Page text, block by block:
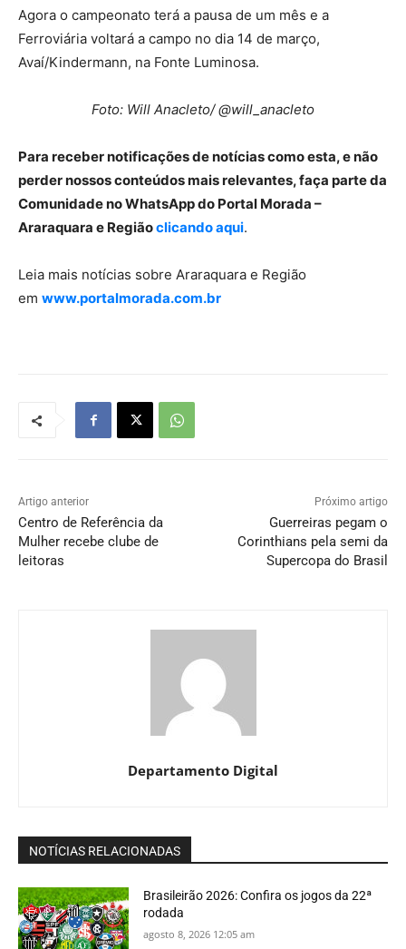
Agora o campeonato terá a pausa de um mês e a
Ferroviária voltará a campo no dia 14 de março,
Avaí/Kindermann, na Fonte Luminosa.
Foto: Will Anacleto/ @will_anacleto
Para receber notificações de notícias como esta, e não
perder nossos conteúdos mais relevantes, faça parte da
Comunidade no WhatsApp do Portal Morada –
Araraquara e Regiãoclicando aqui.
Leia mais notícias sobre Araraquara e Região
em www.portalmorada.com.br
Artigo anterior
Centro de Referência da
Mulher recebe clube de
leitoras
Próximo artigo
Guerreiras pegam o
Corinthians pela semi da
Supercopa do Brasil
Departamento Digital
NOTÍCIAS RELACIONADAS
Brasileirão 2026: Confira os jogos da 22ª
rodada
agosto 8, 2026 12:05 am